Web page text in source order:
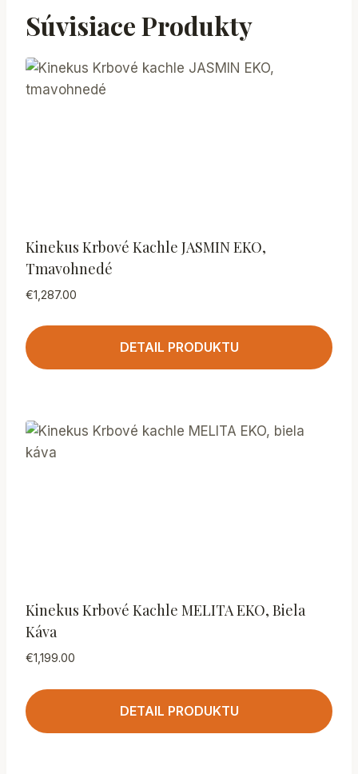
Súvisiace Produkty
Kinekus Krbové Kachle JASMIN EKO,
Tmavohnedé
€1,287.00
DETAIL PRODUKTU
Kinekus Krbové Kachle MELITA EKO, Biela
Káva
€1,199.00
DETAIL PRODUKTU